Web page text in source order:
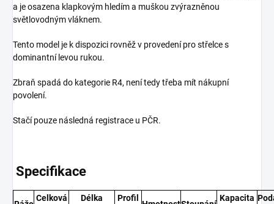
a je osazena klapkovým hledím a muškou zvýrazněnou
světlovodným vláknem.
Tento model je k dispozici rovněž v provedení pro střelce s
dominantní levou rukou.
Zbraň spadá do kategorie R4, není tedy třeba mít nákupní
povolení.
Stačí pouze následná registrace u PČR.
Specifikace
Celková
Délka
Profil
Kapacita